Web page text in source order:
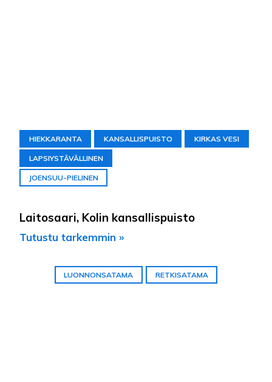
HIEKKARANTA KANSALLISPUISTO KIRKAS VESI
LAPSIYSTÄVÄLLINEN
JOENSUU-PIELINEN
Laitosaari, Kolin kansallispuisto
Tutustu tarkemmin »
LUONNONSATAMA RETKISATAMA